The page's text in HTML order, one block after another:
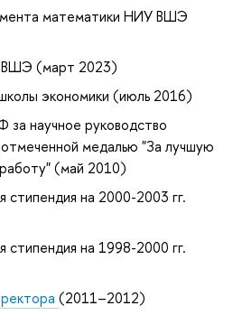
математики НИУ ВШЭ
ВШЭ (март 2023)
экономики (июль 2016)
научное руководство
медалью "За лучшую
(май 2010)
стипендия на 2000-2003 гг.
стипендия на 1998-2000 гг.
(2011–2012)